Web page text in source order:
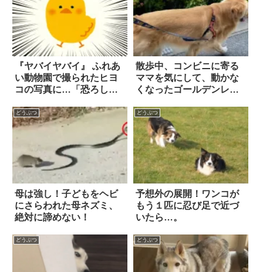
『ヤバイヤバイ』 ふれあ
い動物園で撮られたヒヨ
コの写真に…「恐ろしい
散歩中、コンビニに寄る
ママを気にして、動かな
くなったゴールデンレト
も…
どうぶつ
母は強し！子どもをヘビ
にさらわれた母ネズミ、
絶対に諦めない！
どうぶつ
予想外の展開！ワンコが
もう１匹に忍び足で近づ
いたら…。
どうぶつ どうぶつ